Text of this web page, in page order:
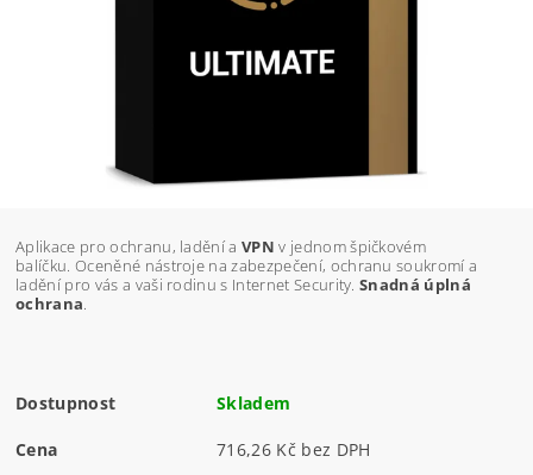
Aplikace pro ochranu, ladění aVPN v jednom špičkovém
balíčku. Oceněné nástroje na zabezpečení, ochranu soukromí a
ladění pro vás a vaši rodinu s Internet Security.Snadná úplná
ochrana
Dostupnost Skladem
Cena 716,26 Kč bez DPH